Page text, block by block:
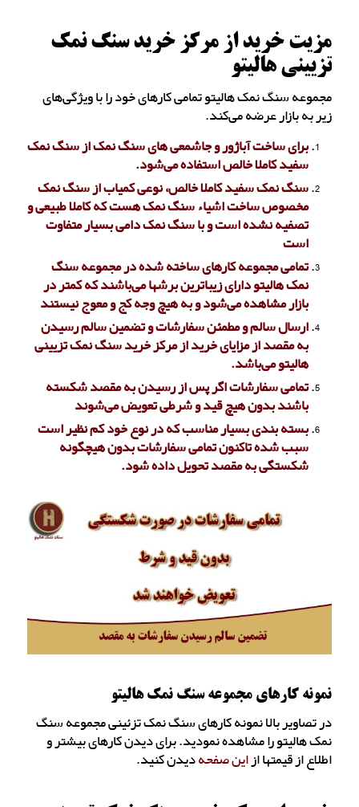
مزیت خرید از مرکز خرید سنگ نمک
تزیینی هالیتو
مجموعه سنگ نمک هالیتو تمامی کارهای خود را با ویژگی‌های
زیر به بازار عرضه می‌کند.
برای ساخت آباژور و جاشمعی های سنگ نمک از سنگ نمک
سفید کاملا خالص استفاده می‌شود.
سنگ نمک سفید کاملا خالص، نوعی کمیاب از سنگ نمک
مخصوص ساخت اشیاء سنگ نمک هست که کاملا طبیعی و
تصفیه نشده است و با سنگ نمک دامی بسیار متفاوت
است
تمامی مجموعه کارهای ساخته شده در مجموعه سنگ
نمک هالیتو دارای زیباترین برشها می‌باشند که کمتر در
بازار مشاهده می‌شود و به هیچ وجه کج و معوج نیستند
ارسال سالم و مطمئن سفارشات و تضمین سالم رسیدن
به مقصد از مزایای خرید از مرکز خرید سنگ نمک تزیینی
هالیتو می‌باشد.
تمامی سفارشات اگر پس از رسیدن به مقصد شکسته
باشند بدون هیچ قید و شرطی تعویض می‌شوند
بسته بندی بسیار مناسب که در نوع خود کم نظیر است
سبب شده تاکنون تمامی سفارشات بدون هیچگونه
شکستگی به مقصد تحویل داده شود.
نمونه کارهای مجموعه سنگ نمک هالیتو
در تصاویر بالا نمونه کارهای سنگ نمک تزئینی مجموعه سنگ
نمک هالیتو را مشاهده نمودید. برای دیدن کارهای بیشتر و
اطلاع از قیمتها ازاین صفحهدیدن کنید.